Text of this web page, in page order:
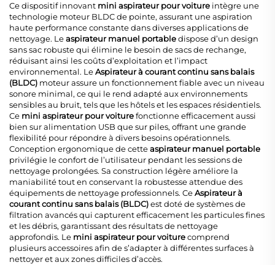
Ce dispositif innovant mini aspirateur pour voiture intègre une
technologie moteur BLDC de pointe, assurant une aspiration
haute performance constante dans diverses applications de
nettoyage. Leaspirateur manuel portabledispose d’un design
sans sac robuste qui élimine le besoin de sacs de rechange,
réduisant ainsi les coûts d’exploitation et l’impact
environnemental. LeAspirateur à courant continu sans balais
(BLDC) moteur assure un fonctionnement fiable avec un niveau
sonore minimal, ce qui le rend adapté aux environnements
sensibles au bruit, tels que les hôtels et les espaces résidentiels.
Ce mini aspirateur pour voiturefonctionne efficacement aussi
bien sur alimentation USB que sur piles, offrant une grande
flexibilité pour répondre à divers besoins opérationnels.
Conception ergonomique de cetteaspirateur manuel portable
privilégie le confort de l’utilisateur pendant les sessions de
nettoyage prolongées. Sa construction légère améliore la
maniabilité tout en conservant la robustesse attendue des
équipements de nettoyage professionnels. CeAspirateur à
courant continu sans balais (BLDC)est doté de systèmes de
filtration avancés qui capturent efficacement les particules fines
et les débris, garantissant des résultats de nettoyage
approfondis. Le mini aspirateur pour voiturecomprend
plusieurs accessoires afin de s’adapter à différentes surfaces à
nettoyer et aux zones difficiles d’accès.